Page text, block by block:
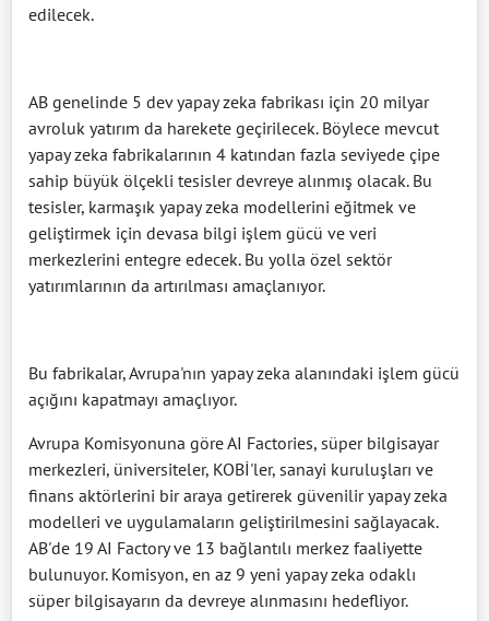
edilecek.
AB genelinde 5 dev yapay zeka fabrikası için 20 milyar
avroluk yatırım da harekete geçirilecek. Böylece mevcut
yapay zeka fabrikalarının 4 katından fazla seviyede çipe
sahip büyük ölçekli tesisler devreye alınmış olacak. Bu
tesisler, karmaşık yapay zeka modellerini eğitmek ve
geliştirmek için devasa bilgi işlem gücü ve veri
merkezlerini entegre edecek. Bu yolla özel sektör
yatırımlarının da artırılması amaçlanıyor.
Bu fabrikalar, Avrupa'nın yapay zeka alanındaki işlem gücü
açığını kapatmayı amaçlıyor.
Avrupa Komisyonuna göre AI Factories, süper bilgisayar
merkezleri, üniversiteler, KOBİ'ler, sanayi kuruluşları ve
finans aktörlerini bir araya getirerek güvenilir yapay zeka
modelleri ve uygulamaların geliştirilmesini sağlayacak.
AB'de 19 AI Factory ve 13 bağlantılı merkez faaliyette
bulunuyor. Komisyon, en az 9 yeni yapay zeka odaklı
süper bilgisayarın da devreye alınmasını hedefliyor.